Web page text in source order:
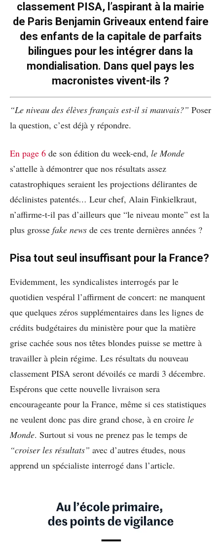
classement PISA, l’aspirant à la mairie
de Paris Benjamin Griveaux entend faire
des enfants de la capitale de parfaits
bilingues pour les intégrer dans la
mondialisation. Dans quel pays les
macronistes vivent-ils ?
“Le niveau des élèves français est-il si mauvais?” Poser
la question, c’est déjà y répondre.
En page 6 de son édition du week-end, le Monde
s’attelle à démontrer que nos résultats assez
catastrophiques seraient les projections délirantes de
déclinistes patentés… Leur chef, Alain Finkielkraut,
n’affirme-t-il pas d’ailleurs que “le niveau monte” est la
plus grosse fake news de ces trente dernières années ?
Pisa tout seul insuffisant pour la France?
Evidemment, les syndicalistes interrogés par le
quotidien vespéral l’affirment de concert: ne manquent
que quelques zéros supplémentaires dans les lignes de
crédits budgétaires du ministère pour que la matière
grise cachée sous nos têtes blondes puisse se mettre à
travailler à plein régime. Les résultats du nouveau
classement PISA seront dévoilés ce mardi 3 décembre.
Espérons que cette nouvelle livraison sera
encourageante pour la France, même si ces statistiques
ne veulent donc pas dire grand chose, à en croire le
Monde. Surtout si vous ne prenez pas le temps de
“croiser les résultats” avec d’autres études, nous
apprend un spécialiste interrogé dans l’article.